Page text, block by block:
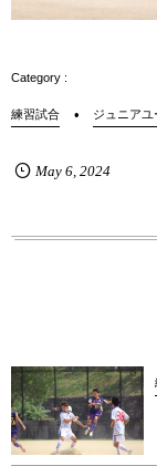
練習試合 ジュニアユ
May 6, 2024